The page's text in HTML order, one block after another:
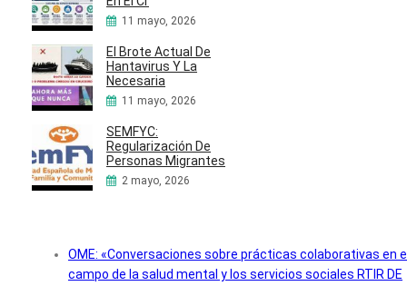
11 mayo, 2026
El Brote Actual De
Hantavirus Y La
Necesaria
11 mayo, 2026
SEMFYC:
Regularización De
Personas Migrantes
2 mayo, 2026
OME: «Conversaciones sobre prácticas colaborativas en
campo de la salud mental y los servicios sociales RTIR DE